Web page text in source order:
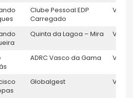
Clube Pessoal EDP
Carregado
V5
Quinta da Lagoa – Mira V5
ADRC Vasco da Gama V5
Globalgest V5